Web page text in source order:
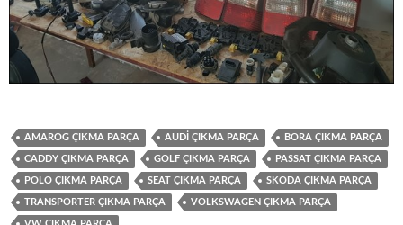
AMAROG ÇIKMA PARÇA AUDI ÇIKMA PARÇA BORA ÇIKMA PARÇA
CADDY ÇIKMA PARÇA GOLF ÇIKMA PARÇA PASSAT ÇIKMA PARÇA
POLO ÇIKMA PARÇA SEAT ÇIKMA PARÇA SKODA ÇIKMA PARÇA
TRANSPORTER ÇIKMA PARÇA VOLKSWAGEN ÇIKMA PARÇA